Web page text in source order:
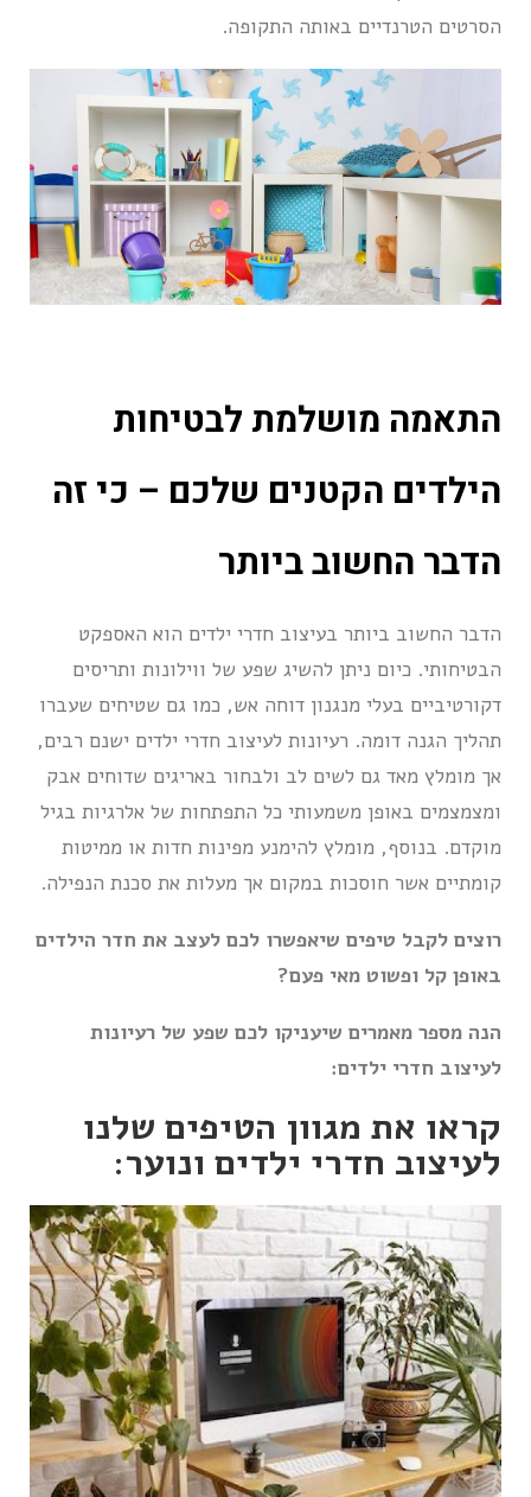
הסרטים הטרנדיים באותה התקופה.
התאמה מושלמת לבטיחות
הילדים הקטנים שלכם – כי זה
הדבר החשוב ביותר
הדבר החשוב ביותר בעיצוב חדרי ילדים הוא האספקט
הבטיחותי. כיום ניתן להשיג שפע של ווילונות ותריסים
דקורטיביים בעלי מנגנון דוחה אש, כמו גם שטיחים שעברו
תהליך הגנה דומה. רעיונות לעיצוב חדרי ילדים ישנם רבים,
אך מומלץ מאד גם לשים לב ולבחור באריגים שדוחים אבק
ומצמצמים באופן משמעותי כל התפתחות של אלרגיות בגיל
מוקדם. בנוסף, מומלץ להימנע מפינות חדות או ממיטות
קומתיים אשר חוסכות במקום אך מעלות את סכנת הנפילה.
רוצים לקבל טיפים שיאפשרו לכם לעצב את חדר הילדים
באופן קל ופשוט מאי פעם?
הנה מספר מאמרים שיעניקו לכם שפע של רעיונות
לעיצוב חדרי ילדים:
קראו את מגוון הטיפים שלנו
לעיצוב חדרי ילדים ונוער:
גלו את כל הרעיונות לעיצוב
המשרד שלכם?
שנת 2023 מבטיחה להיות נקודת מפנה לעיצוב
משרדים. עסקים רבים למדו כי לאיכות סביבות העבודה